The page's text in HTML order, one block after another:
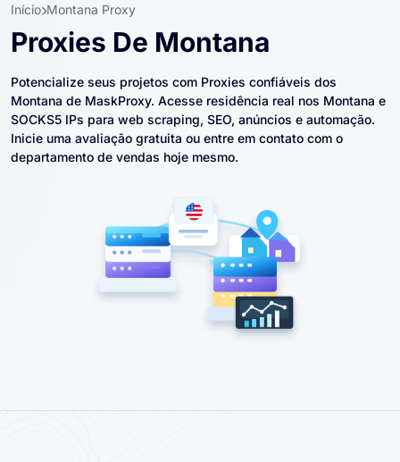
Início Montana Proxy
Proxies De Montana
Potencialize seus projetos com Proxies confiáveis ​​dos
Montana de MaskProxy. Acesse residência real nos Montana e
SOCKS5 IPs para web scraping, SEO, anúncios e automação.
Inicie uma avaliação gratuita ou entre em contato com o
departamento de vendas hoje mesmo.